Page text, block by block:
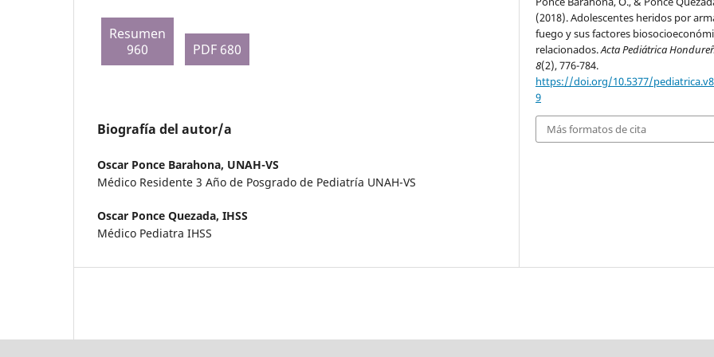
Resumen
960
PDF 680
Biografía del autor/a
Oscar Ponce Barahona, UNAH-VS
Médico Residente 3 Año de Posgrado de Pediatría UNAH-VS
Oscar Ponce Quezada, IHSS
Médico Pediatra IHSS
(2018). Adolescentes heridos por
fuego y sus factores
relacionados.Acta Pediátrica
8(2), 776-784.
https://doi.org/10.5377/
9
Más formatos de cita